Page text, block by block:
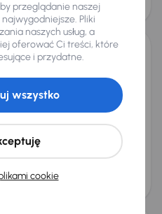
81 kW
serwisowa
kolejnych
Cena promocyjna
przeglądanie naszej
Pliki
naszych usług, a
oferować Ci treści, które
i przydatne.
cookie
wszystko